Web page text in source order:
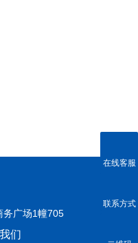
务广场1幢705
们
在线客服
联系方式